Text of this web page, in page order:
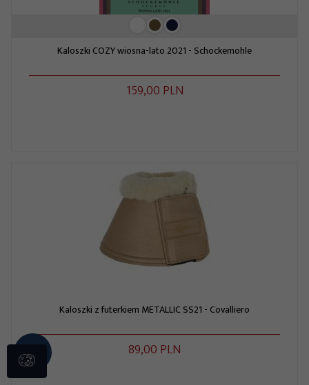
Kaloszki COZY wiosna-lato 2021 - Schockemohle
159,00 PLN
Kaloszki z futerkiem METALLIC SS21 - Covalliero
89,00 PLN